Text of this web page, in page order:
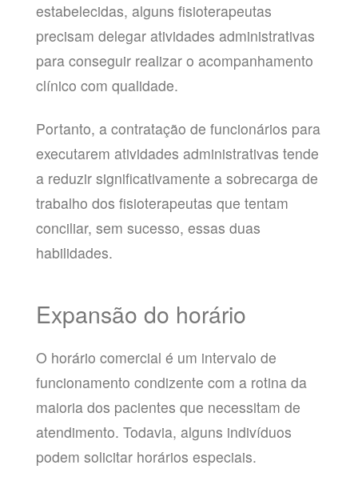
estabelecidas, alguns fisioterapeutas
precisam delegar atividades administrativas
para conseguir realizar o acompanhamento
clínico com qualidade.
Portanto, a contratação de funcionários para
executarem atividades administrativas tende
a reduzir significativamente a sobrecarga de
trabalho dos fisioterapeutas que tentam
conciliar, sem sucesso, essas duas
habilidades.
Expansão do horário
O horário comercial é um intervalo de
funcionamento condizente com a rotina da
maioria dos pacientes que necessitam de
atendimento. Todavia, alguns indivíduos
podem solicitar horários especiais.